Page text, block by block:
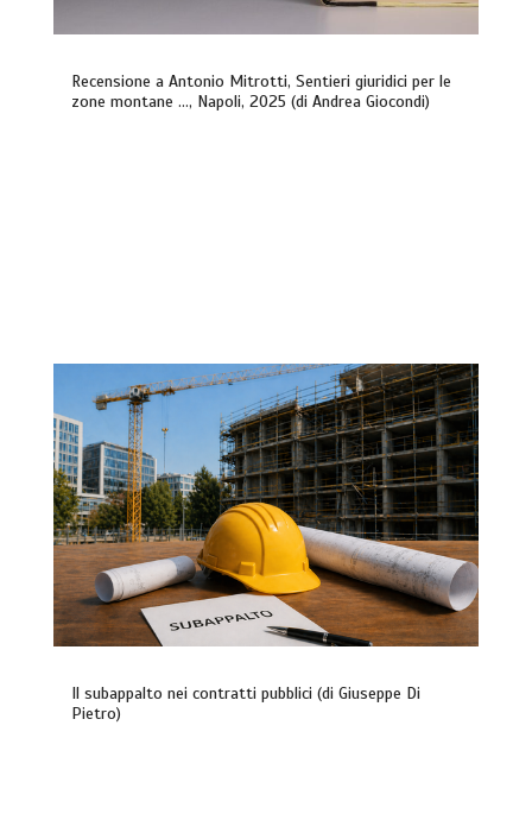
Recensione a Antonio Mitrotti, Sentieri giuridici per le
zone montane …, Napoli, 2025 (di Andrea Giocondi)
Il subappalto nei contratti pubblici (di Giuseppe Di
Pietro)